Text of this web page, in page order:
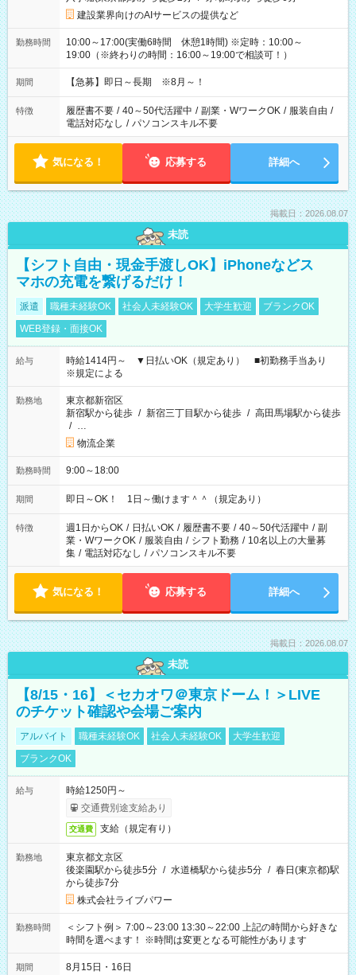
建設業界向けのAIサービスの提供など
勤務時間
10:00～17:00(実働6時間 休憩1時間) ※定時：10:00～
19:00（※終わりの時間：16:00～19:00で相談可！）
期間 【急募】即日～長期 ※8月～！
特徴 履歴書不要 / 40～50代活躍中 / 副業・WワークOK / 服装自由 /
電話対応なし / パソコンスキル不要
気になる！ 応募する 詳細へ
掲載日：2026.08.07
未読
【シフト自由・現金手渡しOK】iPhoneなどス
マホの充電を繋げるだけ！
派遣 職種未経験OK 社会人未経験OK 大学生歓迎
ブランクOK
WEB登録・面接OK
給与
時給1414円～ ▼日払いOK（規定あり） ■初勤務手当あり
※規定による
勤務地
東京都新宿区
新宿駅から徒歩 / 新宿三丁目駅から徒歩 / 高田馬場駅から徒歩
/ …
物流企業
勤務時間 9:00～18:00
期間 即日～OK！ 1日～働けます＾＾（規定あり）
特徴 週1日からOK / 日払いOK / 履歴書不要 / 40～50代活躍中 / 副
業・WワークOK / 服装自由 / シフト勤務 / 10名以上の大量募
集 / 電話対応なし / パソコンスキル不要
気になる！ 応募する 詳細へ
掲載日：2026.08.07
未読
【8/15・16】＜セカオワ＠東京ドーム！＞LIVE
のチケット確認や会場ご案内
アルバイト 職種未経験OK 社会人未経験OK
大学生歓迎
ブランクOK
給与
時給1250円～
交通費別途支給あり
交通費 支給（規定有り）
勤務地
東京都文京区
後楽園駅から徒歩5分 / 水道橋駅から徒歩5分 / 春日(東京都)駅
から徒歩7分
株式会社ライブパワー
勤務時間
＜シフト例＞ 7:00～23:00 13:30～22:00 上記の時間から好きな
時間を選べます！ ※時間は変更となる可能性があります
期間 8月15日・16日